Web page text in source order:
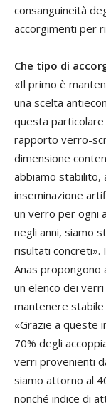
consanguineità
accorgimenti per
Che tipo di
«Il primo è
una scelta
questa
rapporto verro-
dimensione
abbiamo stabilito,
inseminazione
un verro per ogni
negli anni, siamo
risultati concreti».
Anas propongono
un elenco dei
mantenere stabile
«Grazie a queste
70% degli
verri provenienti
siamo attorno al
nonché indice di